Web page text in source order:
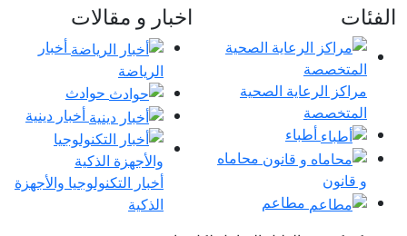
الفئات
مراكز الرعاية الصحية
المتخصصة
أطباء
محاماه
و قانون
مطاعم
اخبار و مقالات
أخبار
الرياضة
حوادث
أخبار دينية
أخبار التكنولوجيا والأجهزة
الذكية